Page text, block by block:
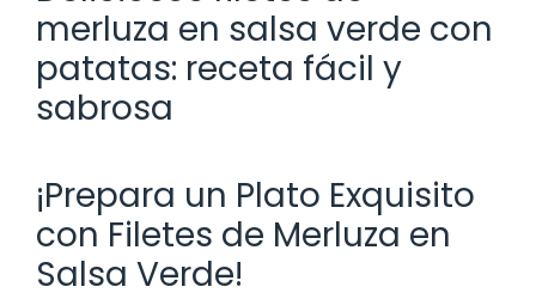
merluza en salsa verde con
patatas: receta fácil y
sabrosa
¡Prepara un Plato Exquisito
con Filetes de Merluza en
Salsa Verde!